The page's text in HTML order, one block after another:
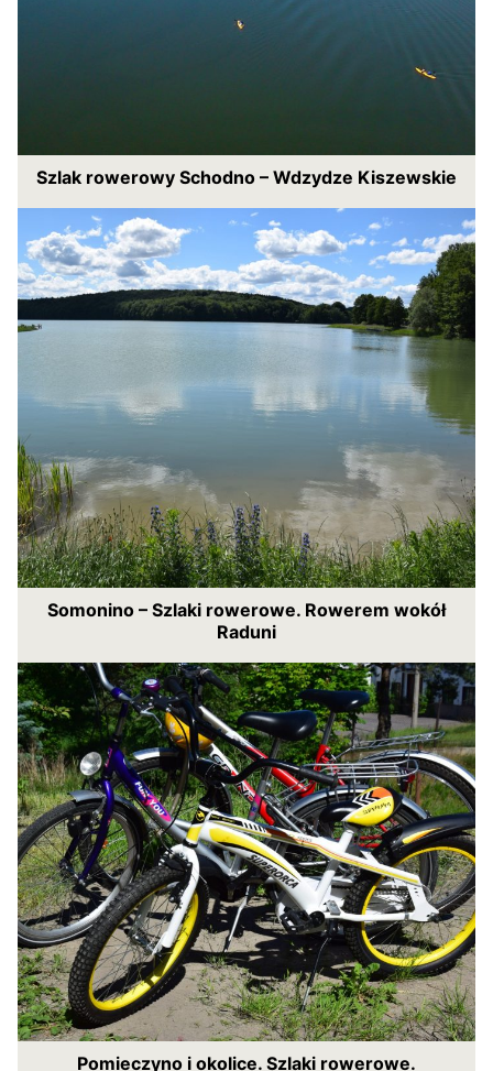
Szlak rowerowy Schodno – Wdzydze Kiszewskie
Somonino – Szlaki rowerowe. Rowerem wokół
Raduni
Pomieczyno i okolice. Szlaki rowerowe.